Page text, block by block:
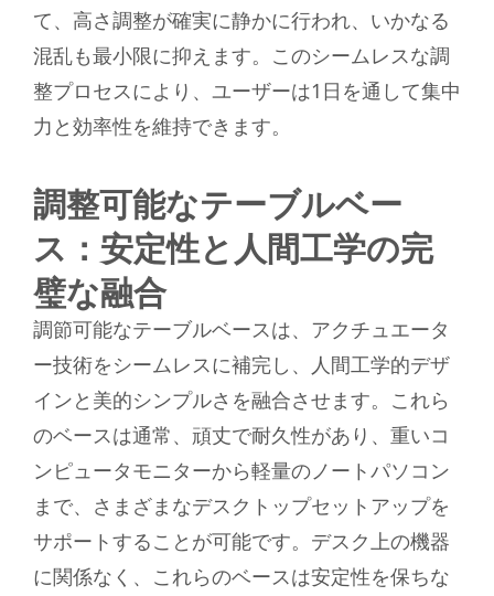
て、高さ調整が確実に静かに行われ、いかなる
混乱も最小限に抑えます。このシームレスな調
整プロセスにより、ユーザーは1日を通して集中
力と効率性を維持できます。
調整可能なテーブルベー
ス：安定性と人間工学の完
璧な融合
調節可能なテーブルベースは、アクチュエータ
ー技術をシームレスに補完し、人間工学的デザ
インと美的シンプルさを融合させます。これら
のベースは通常、頑丈で耐久性があり、重いコ
ンピュータモニターから軽量のノートパソコン
まで、さまざまなデスクトップセットアップを
サポートすることが可能です。デスク上の機器
に関係なく、これらのベースは安定性を保ちな